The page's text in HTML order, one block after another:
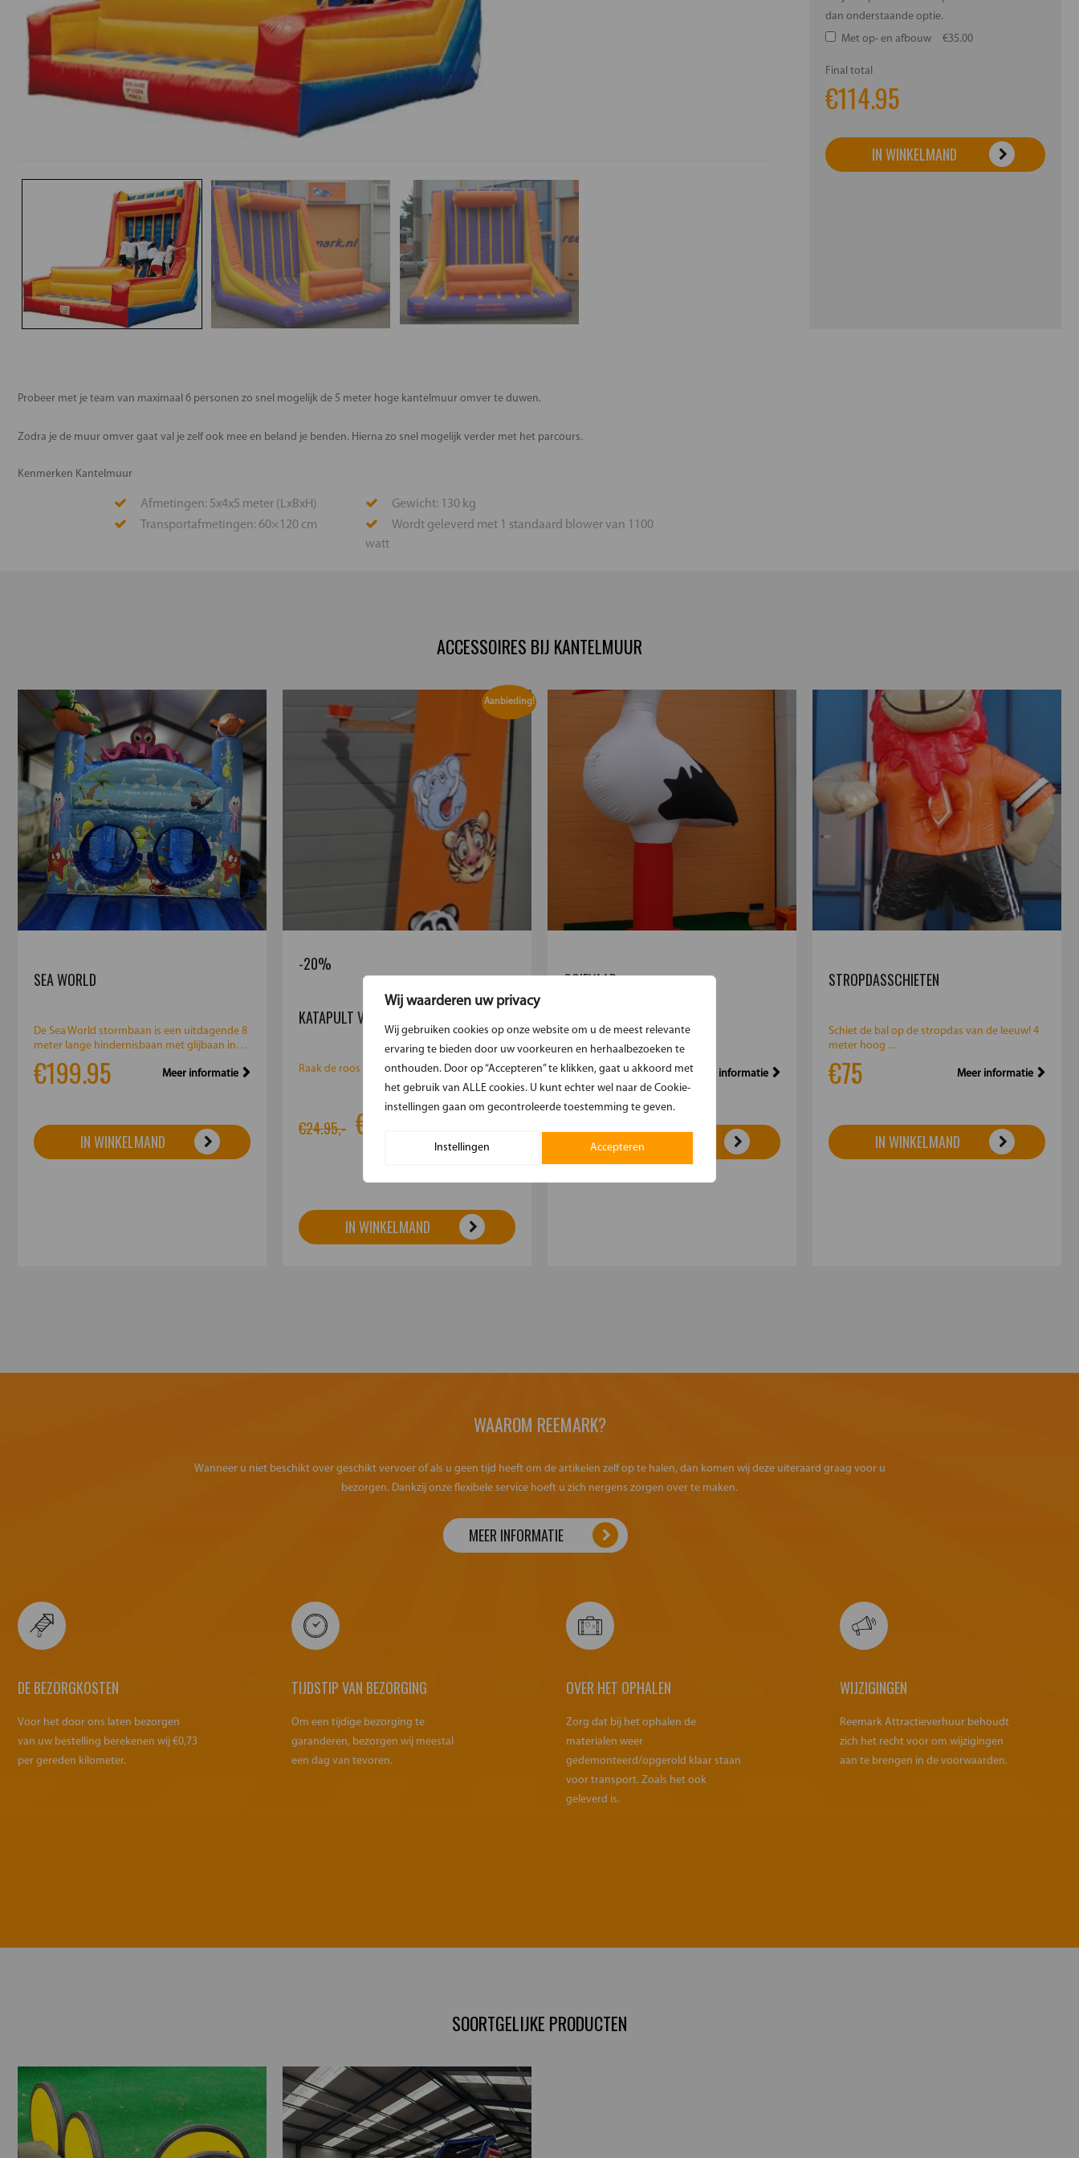
Wij waarderen uw privacy
Wij gebruiken cookies op onze website om u de meest relevante
ervaring te bieden door uw voorkeuren en herhaalbezoeken te
onthouden. Door op “Accepteren” te klikken, gaat u akkoord met
het gebruik van ALLE cookies. U kunt echter wel naar de Cookie-
instellingen gaan om gecontroleerde toestemming te geven.
Instellingen Accepteren
dan onderstaande optie.
Met op- en afbouw
€35.00
Final total
€114.95
IN WINKELMAND
Probeer met je team van maximaal 6 personen zo snel mogelijk de 5 meter hoge kantelmuur omver te duwen.
Zodra je de muur omver gaat val je zelf ook mee en beland je benden. Hierna zo snel mogelijk verder met het parcours.
Kenmerken Kantelmuur
Afmetingen: 5x4x5 meter (LxBxH)
Gewicht: 130 kg
Transportafmetingen: 60×120 cm
Wordt geleverd met 1 standaard blower van 1100
watt
ACCESSOIRES BIJ KANTELMUUR
SEA WORLD
De Sea World stormbaan is een uitdagende 8
meter lange hindernisbaan met glijbaan in
€199.95 Meer informatie
IN WINKELMAND
Aanbieding!
-20%
KATAPULT VANGER JUNGLE
Raak de roos en vang de bal ...
€24.95,- €19.95
IN WINKELMAND
OOIEVAAR
Mooie blikvanger!...
€42.50 Meer informatie
IN WINKELMAND
STROPDASSCHIETEN
Schiet de bal op de stropdas van de leeuw! 4
meter hoog ...
€75 Meer informatie
IN WINKELMAND
WAAROM REEMARK?
Wanneer u niet beschikt over geschikt vervoer of als u geen tijd heeft om de artikelen zelf op te halen, dan komen wij deze uiteraard graag voor u
bezorgen. Dankzij onze flexibele service hoeft u zich nergens zorgen over te maken.
MEER INFORMATIE
DE BEZORGKOSTEN
Voor het door ons laten bezorgen
van uw bestelling berekenen wij €0,73
per gereden kilometer.
TIJDSTIP VAN BEZORGING
Om een tijdige bezorging te
garanderen, bezorgen wij meestal
een dag van tevoren.
OVER HET OPHALEN
Zorg dat bij het ophalen de
materialen weer
gedemonteerd/opgerold klaar staan
voor transport. Zoals het ook
geleverd is.
WIJZIGINGEN
Reemark Attractieverhuur behoudt
zich het recht voor om wijzigingen
aan te brengen in de voorwaarden.
SOORTGELIJKE PRODUCTEN